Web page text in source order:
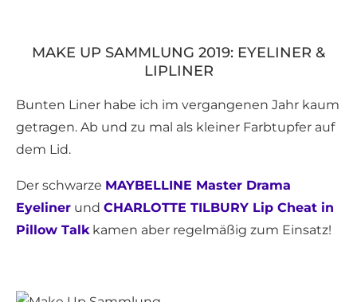
MAKE UP SAMMLUNG 2019: EYELINER &
LIPLINER
Bunten Liner habe ich im vergangenen Jahr kaum
getragen. Ab und zu mal als kleiner Farbtupfer auf
dem Lid.
Der schwarze MAYBELLINE Master Drama
Eyeliner und CHARLOTTE TILBURY Lip Cheat in
Pillow Talkkamen aber regelmäßig zum Einsatz!